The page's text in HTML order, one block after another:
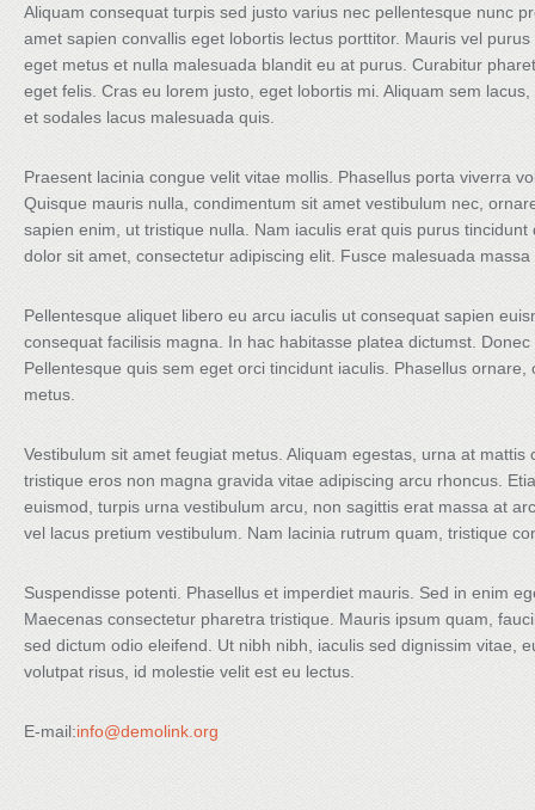
Aliquam consequat turpis sed justo varius nec pellentesque nunc
amet sapien convallis eget lobortis lectus porttitor. Mauris vel
eget metus et nulla malesuada blandit eu at purus. Curabitur
eget felis. Cras eu lorem justo, eget lobortis mi. Aliquam sem
et sodales lacus malesuada quis.
Praesent lacinia congue velit vitae mollis. Phasellus porta viverra
Quisque mauris nulla, condimentum sit amet vestibulum nec,
sapien enim, ut tristique nulla. Nam iaculis erat quis purus
dolor sit amet, consectetur adipiscing elit. Fusce malesuada
Pellentesque aliquet libero eu arcu iaculis ut consequat sapien
consequat facilisis magna. In hac habitasse platea dictumst.
Pellentesque quis sem eget orci tincidunt iaculis. Phasellus
metus.
Vestibulum sit amet feugiat metus. Aliquam egestas, urna at
tristique eros non magna gravida vitae adipiscing arcu rhoncus.
euismod, turpis urna vestibulum arcu, non sagittis erat massa at
vel lacus pretium vestibulum. Nam lacinia rutrum quam, tristique
Suspendisse potenti. Phasellus et imperdiet mauris. Sed in enim
Maecenas consectetur pharetra tristique. Mauris ipsum quam,
sed dictum odio eleifend. Ut nibh nibh, iaculis sed dignissim vitae,
volutpat risus, id molestie velit est eu lectus.
E-mail:info@demolink.org